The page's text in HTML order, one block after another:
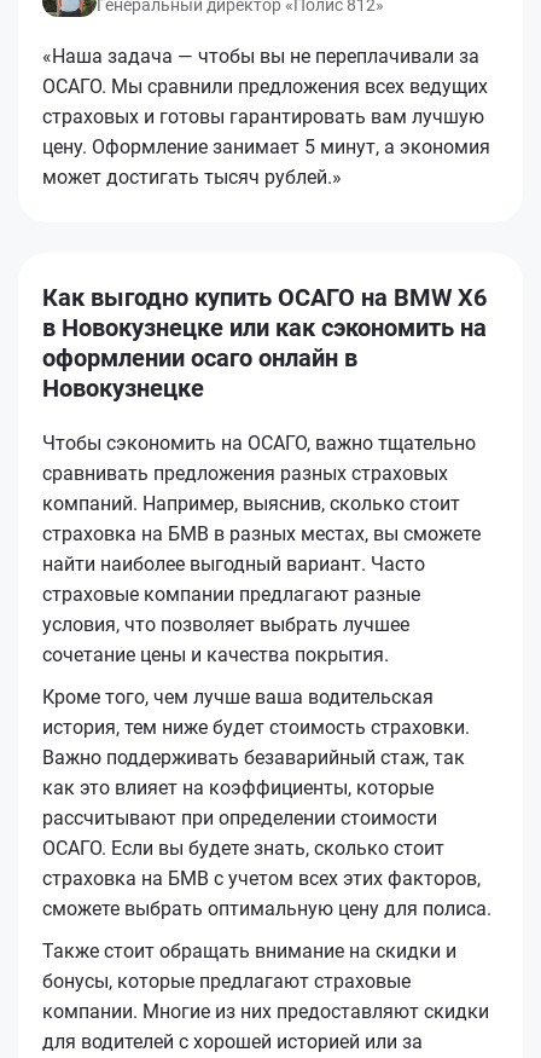
Генеральный директор «Полис 812»
«Наша задача — чтобы вы не переплачивали за
ОСАГО. Мы сравнили предложения всех ведущих
страховых и готовы гарантировать вам лучшую
цену. Оформление занимает 5 минут, а экономия
может достигать тысяч рублей.»
Как выгодно купить ОСАГО на BMW X6
в Новокузнецке или как сэкономить на
оформлении осаго онлайн в
Новокузнецке
Чтобы сэкономить на ОСАГО, важно тщательно
сравнивать предложения разных страховых
компаний. Например, выяснив, сколько стоит
страховка на БМВ в разных местах, вы сможете
найти наиболее выгодный вариант. Часто
страховые компании предлагают разные
условия, что позволяет выбрать лучшее
сочетание цены и качества покрытия.
Кроме того, чем лучше ваша водительская
история, тем ниже будет стоимость страховки.
Важно поддерживать безаварийный стаж, так
как это влияет на коэффициенты, которые
рассчитывают при определении стоимости
ОСАГО. Если вы будете знать, сколько стоит
страховка на БМВ с учетом всех этих факторов,
сможете выбрать оптимальную цену для полиса.
Также стоит обращать внимание на скидки и
бонусы, которые предлагают страховые
компании. Многие из них предоставляют скидки
для водителей с хорошей историей или за